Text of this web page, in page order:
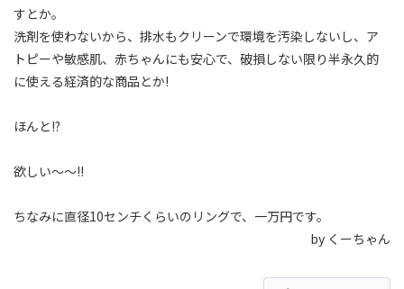
すとか。
洗剤を使わないから、排水もクリーンで環境を汚染しないし、ア
トピーや敏感肌、赤ちゃんにも安心で、破損しない限り半永久的
に使える経済的な商品とか!
ほんと!?
欲しい〜〜!!
ちなみに直径10センチくらいのリングで、一万円です。
by くーちゃん